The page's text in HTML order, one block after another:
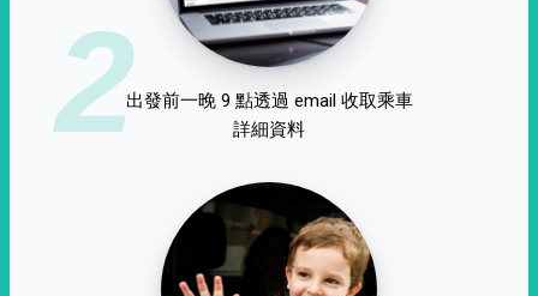
2出發前一晚 9 點透過 email 收取乘車
詳細資料